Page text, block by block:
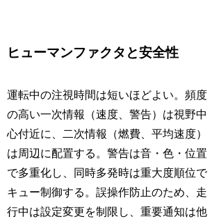
ヒューマンファクタと安全性
運転中の注視時間は短いほどよい。頻度
の高い一次情報（速度、警告）は視野中
心付近に、二次情報（燃費、平均速度）
は周辺に配置する。警告は音・色・位置
で多重化し、同時多発時は重大度順位で
キュー制御する。誤操作防止のため、走
行中は設定変更を制限し、重要通知は他